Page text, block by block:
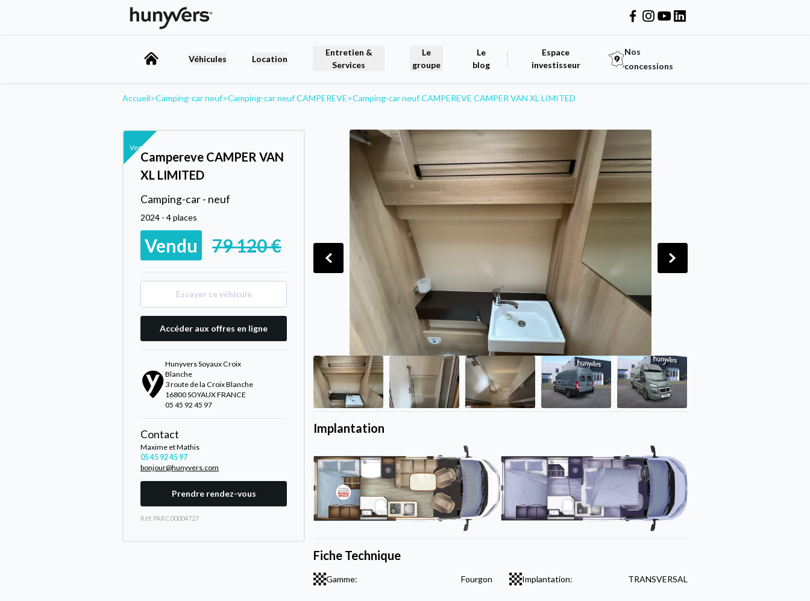
Véhicules Location
Entretien &
Services
Le
groupe
Le
blog
Espace
investisseur
Nos
concessions
Accueil>Camping-car neuf>Camping-car neuf CAMPEREVE>Camping-car neuf CAMPEREVE CAMPER VAN XL LIMITED
Vendu
Campereve CAMPER VAN
XL LIMITED
Camping-car - neuf
2024 - 4 places
Vendu 79 120 €
Essayer ce véhicule
Accéder aux offres en ligne
Hunyvers Soyaux Croix
Blanche
3 route de la Croix Blanche
16800 SOYAUX FRANCE
05 45 92 45 97
Contact
Maxime et Mathis
05 45 92 45 97
bonjour@hunyvers.com
Prendre rendez-vous
Rèf. PARC00004727
Implantation
Fiche Technique
Gamme: Fourgon Implantation: TRANSVERSAL